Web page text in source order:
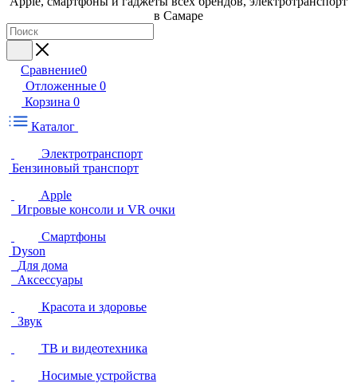
в Самаре
Сравнение0
Отложенные 0
Корзина 0
Каталог
Электротранспорт
Бензиновый транспорт
Apple
Игровые консоли и VR очки
Смартфоны
Dyson
Для дома
Аксессуары
Красота и здоровье
Звук
ТВ и видеотехника
Носимые устройства